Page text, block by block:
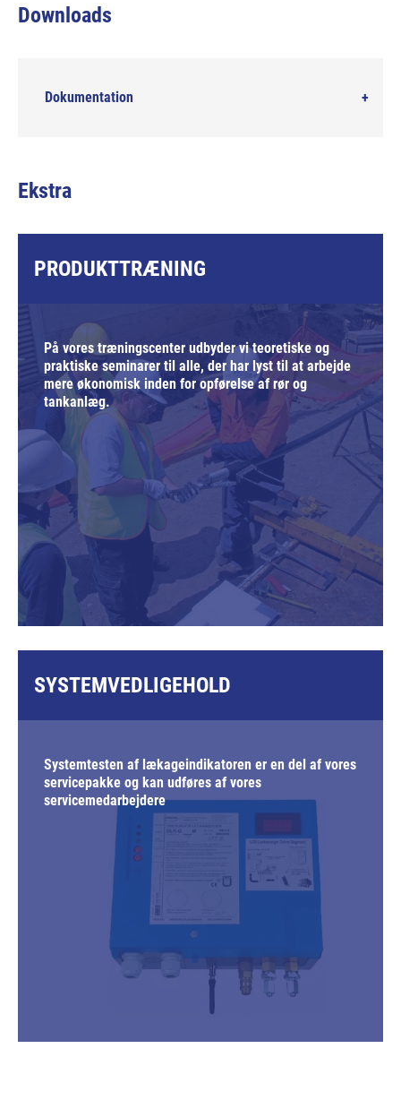
Downloads
Dokumentation
Ekstra
PRODUKTTRÆNING
På vores træningscenter udbyder vi teoretiske og
praktiske seminarer til alle, der har lyst til at arbejde
mere økonomisk inden for opførelse af rør og
tankanlæg.
SYSTEMVEDLIGEHOLD
Systemtesten af lækageindikatoren er en del af vores
servicepakke og kan udføres af vores
servicemedarbejdere